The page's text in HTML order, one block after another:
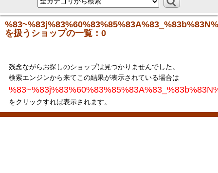
を扱うショップの一覧：0
残念ながらお探しのショップは見つかりませんでした。
検索エンジンから来てこの結果が表示されている場合は
をクリックすれば表示されます。